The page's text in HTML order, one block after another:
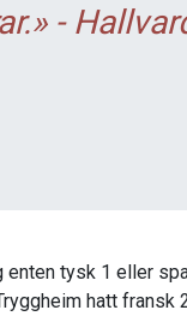
-
tysk 1 eller
hatt fransk